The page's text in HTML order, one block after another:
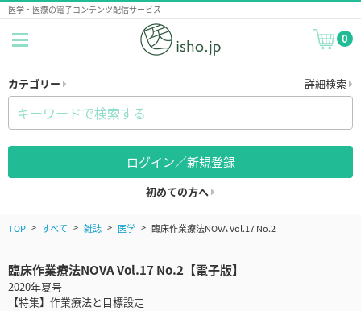
医学・医療の電子コンテンツ配信サービス
0
カテゴリー 詳細検索
ログイン／新規登録
初めての方へ
TOP すべて 雑誌 医学 臨床作業療法NOVA Vol.17 No.2
臨床作業療法NOVA Vol.17 No.2【電子版】
2020年夏号
【特集】作業療法と目標設定